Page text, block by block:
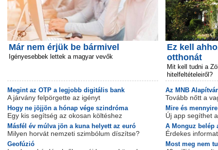
Már nem érjük be bármivel
Igényesebbek lettek a magyar vevők
Megint az OTP a legjobb digitális bank
A járvány felpörgette az igényt
Hogy ne jöjjön a hónap vége szindróma
Egy kis segítség az okosan költéshez
Másfél év múlva jön a kuna helyett az euró
Milyen horvát nemzeti szimbólum díszítse?
Geofúzió
Ez kell
otthonát
Mit kell tudni a
hitelfeltételeiről?
Az MNB
Tovább nőtt a
Mire és
Új app segíthet
A Monguz belép
Érdekes
Most meg nem